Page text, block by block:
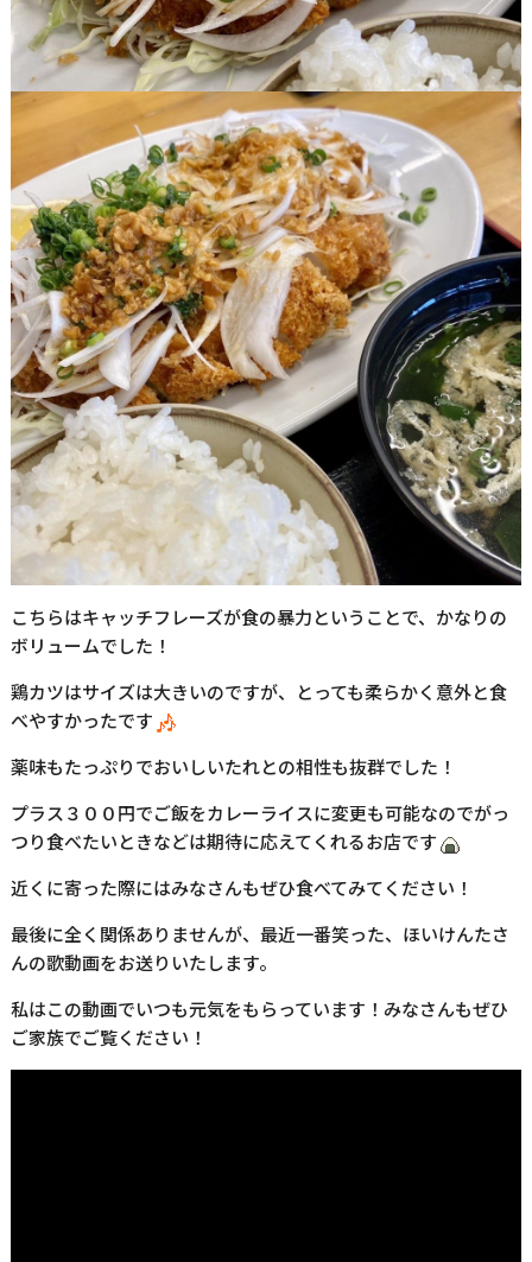
こちらはキャッチフレーズが食の暴力ということで、かなりの
ボリュームでした！
鶏カツはサイズは大きいのですが、とっても柔らかく意外と食
べやすかったです
薬味もたっぷりでおいしいたれとの相性も抜群でした！
プラス３００円でご飯をカレーライスに変更も可能なのでがっ
つり食べたいときなどは期待に応えてくれるお店です
近くに寄った際にはみなさんもぜひ食べてみてください！
最後に全く関係ありませんが、最近一番笑った、ほいけんたさ
んの歌動画をお送りいたします。
私はこの動画でいつも元気をもらっています！みなさんもぜひ
ご家族でご覧ください！